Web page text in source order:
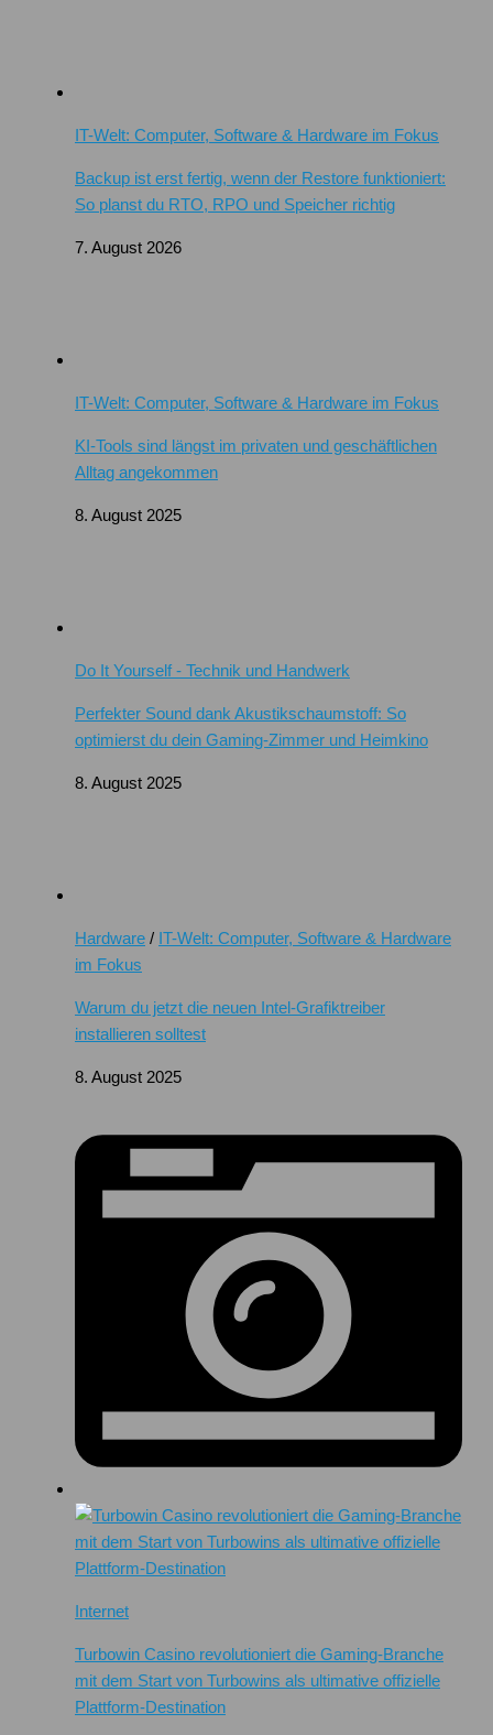
IT-Welt: Computer, Software & Hardware im Fokus
Backup ist erst fertig, wenn der Restore funktioniert:
So planst du RTO, RPO und Speicher richtig
7. August 2026
IT-Welt: Computer, Software & Hardware im Fokus
KI-Tools sind längst im privaten und geschäftlichen
Alltag angekommen
8. August 2025
Do It Yourself - Technik und Handwerk
Perfekter Sound dank Akustikschaumstoff: So
optimierst du dein Gaming-Zimmer und Heimkino
8. August 2025
Hardware / IT-Welt: Computer, Software & Hardware
im Fokus
Warum du jetzt die neuen Intel-Grafiktreiber
installieren solltest
8. August 2025
Internet
Turbowin Casino revolutioniert die Gaming-Branche
mit dem Start von Turbowins als ultimative offizielle
Plattform-Destination